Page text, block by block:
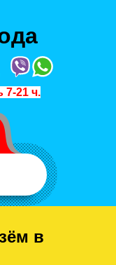
7-21 ч.
в